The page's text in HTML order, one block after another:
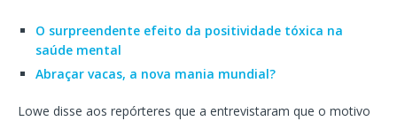
O surpreendente efeito da positividade tóxica na
saúde mental
Abraçar vacas, a nova mania mundial?
Lowe disse aos repórteres que a entrevistaram que o motivo